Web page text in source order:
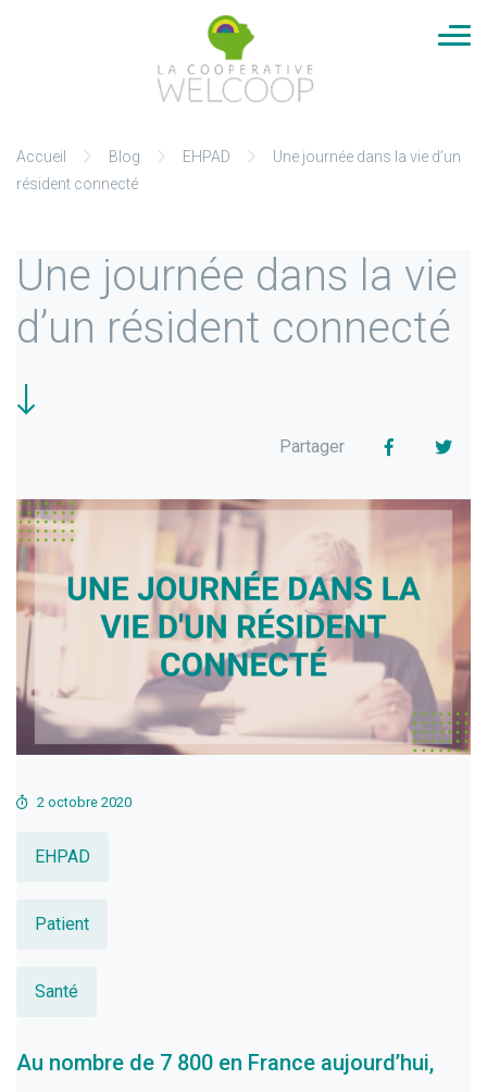
contenu
Accueil Blog EHPAD
Une journée dans la vie d’un
résident connecté
Une journée dans la vie
d’un résident connecté
Partager Facebook
2 octobre 2020
EHPAD
Patient
Santé
Au nombre de 7 800 en France aujourd’hui,
Cookies management panel